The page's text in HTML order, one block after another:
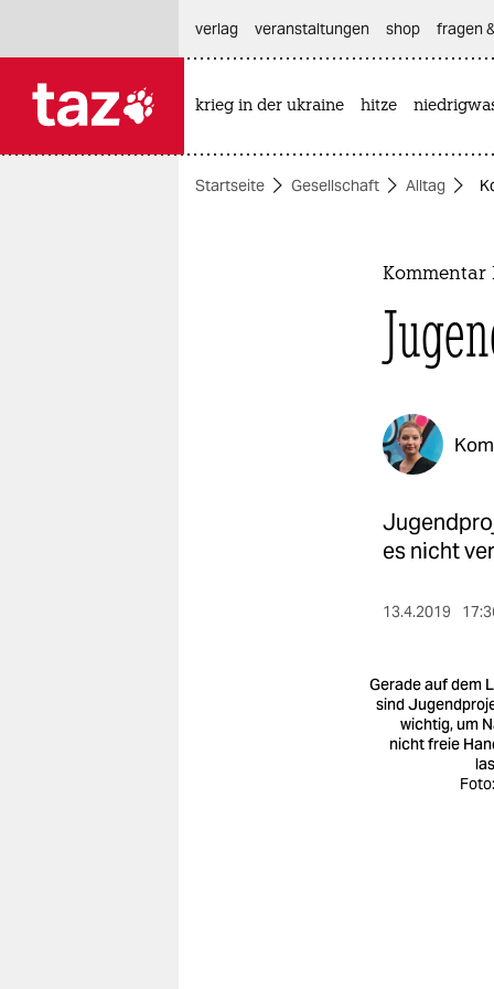
themen
verlag
veranstaltungen shop fragen
krieg in der ukraine hitze
Startseite Gesellschaft Alltag
Kommentar
es nicht
13.4.2019
Gerade auf dem
sind
wichtig, um
nicht freie